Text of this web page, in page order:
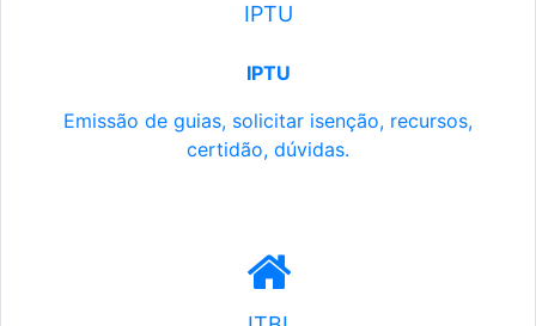
IPTU
IPTU
Emissão de guias, solicitar isenção, recursos,
certidão, dúvidas.